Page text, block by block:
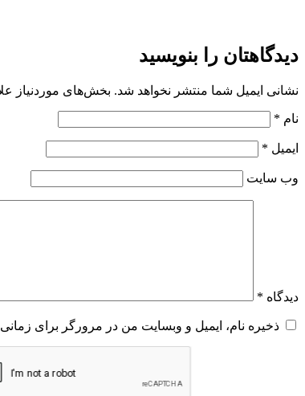
دیدگاهتان را بنویسید
نشانی ایمیل شما منتشر نخواهد شد. بخش‌های موردنیاز
نام *
ایمیل *
وب‌ سایت
دیدگاه *
ذخیره نام، ایمیل و وبسایت من در مرورگر برای